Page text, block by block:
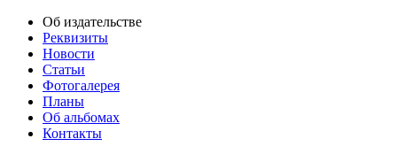
Об издательстве
Реквизиты
Новости
Статьи
Фотогалерея
Планы
Об альбомах
Контакты